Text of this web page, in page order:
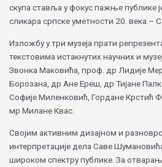
скупа ставља у фокус пажње публике
сликара српске уметности 20. века –
Изложбу у три музеја прати
текстовима истакнутих научних и
Звонка Маковића, проф. др Лидије
Борозана, др Ане Ереш, др Тијане
Софије Миленковић, Гордане Крстић
мр Милане Квас.
Својим активним дизајном и
интерпретације дела Саве
широком спектру публике. За